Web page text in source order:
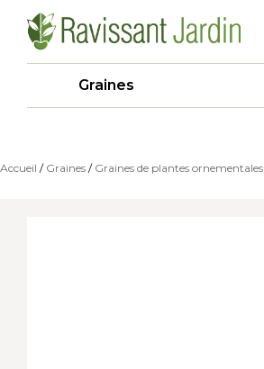
Graines
Accueil / Graines / Graines de plantes ornementales